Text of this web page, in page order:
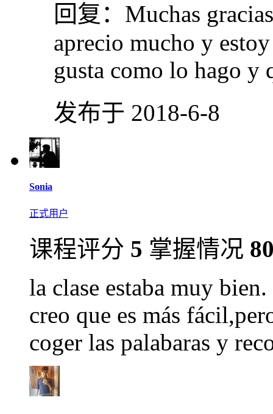
回复： Muchas
aprecio mucho y
gusta como lo hago y
发布于 2018-6-8
Sonia
正式用户
课程评分 5 掌握情况
la clase estaba muy
creo que es más
coger las palabaras y